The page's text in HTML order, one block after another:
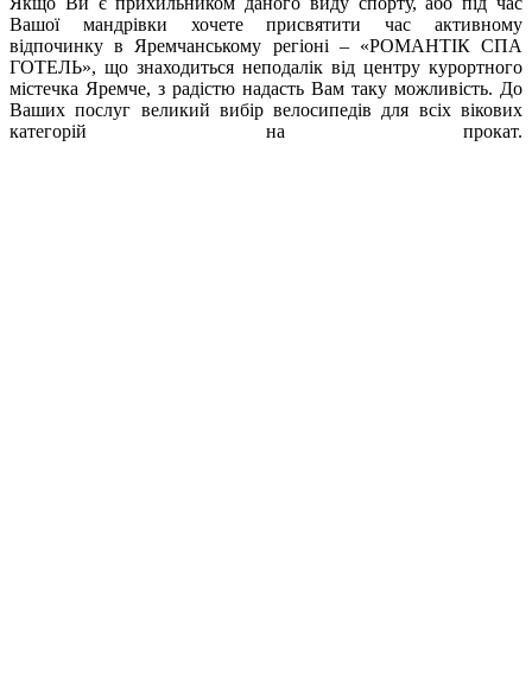
Вашої мандрівки хочете присвятити час активному
відпочинку в Яремчанському регіоні – «РОМАНТІК СПА
ГОТЕЛЬ», що знаходиться неподалік від центру курортного
містечка Яремче, з радістю надасть Вам таку можливість. До
Ваших послуг великий вибір велосипедів для всіх вікових
категорій на прокат.